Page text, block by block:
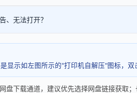
、无法打开？
显示如左图所示的"打印机自解压"图标，双
盘下载通道，建议优先选择网盘链接获取；